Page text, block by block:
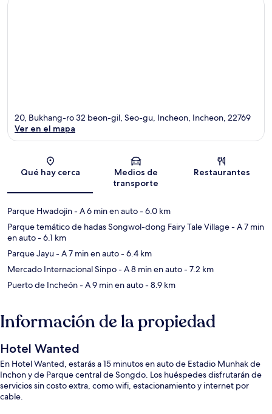
Sección del mapa
20, Bukhang-ro 32 beon-gil, Seo-gu, Incheon, Incheon, 22769
Ver en el mapa
Qué hay cerca
Medios de
transporte
Restaurantes
Parque Hwadojin- A 6 min en auto- 6.0 km
Parque temático de hadas Songwol-dong Fairy Tale Village- A 7 min
en auto- 6.1 km
Parque Jayu- A 7 min en auto- 6.4 km
Mercado Internacional Sinpo- A 8 min en auto- 7.2 km
Puerto de Incheón- A 9 min en auto- 8.9 km
Información de la propiedad
Hotel Wanted
En Hotel Wanted, estarás a 15 minutos en auto de Estadio Munhak de
Inchon y de Parque central de Songdo. Los huéspedes disfrutarán de
servicios sin costo extra, como wifi, estacionamiento y internet por
cable.